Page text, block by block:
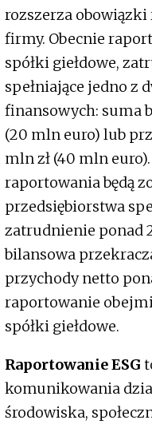
rozszerza obowiązki
firmy. Obecnie
spółki giełdowe,
spełniające jedno z
finansowych: suma
(20 mln euro) lub
mln zł (40 mln
raportowania będą
przedsiębiorstwa
zatrudnienie ponad
bilansowa
przychody netto
raportowanie
spółki giełdowe.
Raportowanie ESG
komunikowania
środowiska,